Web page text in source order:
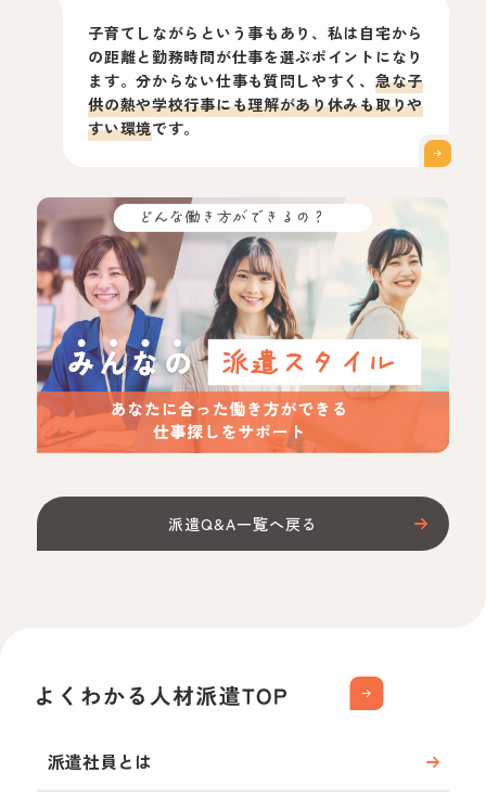
子育てしながらという事もあり、私は自宅から
の距離と勤務時間が仕事を選ぶポイントになり
ます。分からない仕事も質問しやすく、 急な子
供の熱や学校行事にも理解があり休みも取りや
すい環境です。
派遣Q&A一覧へ戻る
派遣社員とは